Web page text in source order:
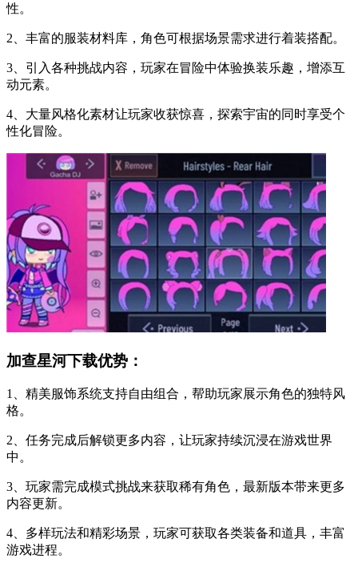
性。
2、丰富的服装材料库，角色可根据场景需求进行着装搭配。
3、引入各种挑战内容，玩家在冒险中体验换装乐趣，增添互
动元素。
4、大量风格化素材让玩家收获惊喜，探索宇宙的同时享受个
性化冒险。
加查星河下载优势：
1、精美服饰系统支持自由组合，帮助玩家展示角色的独特风
格。
2、任务完成后解锁更多内容，让玩家持续沉浸在游戏世界
中。
3、玩家需完成模式挑战来获取稀有角色，最新版本带来更多
内容更新。
4、多样玩法和精彩场景，玩家可获取各类装备和道具，丰富
游戏进程。